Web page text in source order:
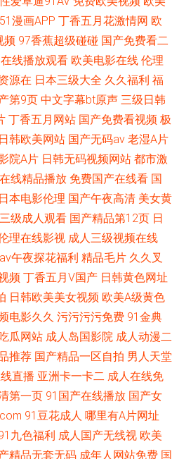
51漫画APP 丁香五月花激情网 欧
频 97香蕉超级碰碰 国产免费看二
在线播放观看 欧美电影在线 伦理
源在 日本三级大全 久久福利 福
第9页 中文字幕bt原声 三级日韩
丁香五月网站 国产免费看视频 极
韩欧美网站 国产无码av 老湿A片
院A片 日韩无码视频网站 都市激
线精品播放 免费国产在线看 国
日本电影伦理 国产午夜高清 美女黄
级成人观看 国产精品第12页 日
理在线影视 成人三级视频在线
av午夜探花福利 精品毛片 久久叉
频 丁香五月V国产 日韩黄色网址
日韩欧美美女视频 欧美A级黄色
电影久久 污污污污免费 91金典
瓜网站 成人岛国影院 成人动漫二
推荐 国产精品一区自拍 男人天堂
直播 亚洲卡一卡二 成人在线免
第一页 91国产在线播放 国产女
91豆花成人 哪里有A片网址
九色福利 成人国产无线视 欧美
精品无套无码 成年人网站免费 国